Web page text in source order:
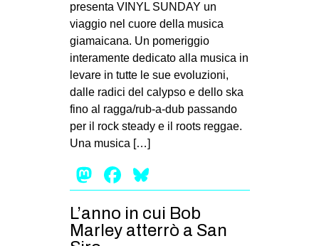
presenta VINYL SUNDAY un
viaggio nel cuore della musica
giamaicana. Un pomeriggio
interamente dedicato alla musica in
levare in tutte le sue evoluzioni,
dalle radici del calypso e dello ska
fino al ragga/rub-a-dub passando
per il rock steady e il roots reggae.
Una musica […]
Mastodon
Facebook
L’anno in cui Bob
Marley atterrò a San